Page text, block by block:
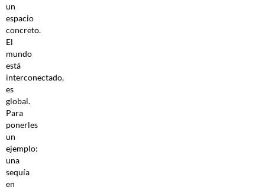
un
espacio
concreto.
El
mundo
está
interconectado,
es
global.
Para
ponerles
un
ejemplo:
una
sequía
en